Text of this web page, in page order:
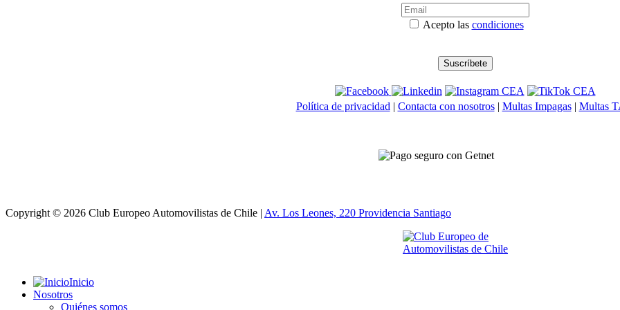
Acepto las condiciones
Política de privacidad | Contacta con nosotros| Multas Impagas| Multas
Copyright © 2026 Club Europeo Automovilistas de Chile | Av. Los Leones, 220 Providencia Santiago
Inicio
Nosotros
Quiénes somos